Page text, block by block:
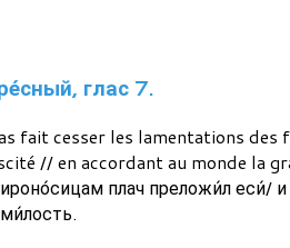
глас 7.
fait cesser les lamentations des
// en accordant au monde la
плач преложи́л еси́/